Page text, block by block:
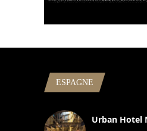
ESPAGNE
Urban Hotel